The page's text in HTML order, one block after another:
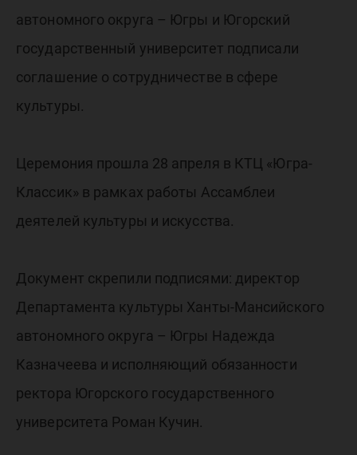
автономного округа – Югры и Югорский
государственный университет подписали
соглашение о сотрудничестве в сфере
культуры.
Церемония прошла 28 апреля в КТЦ «Югра-
Классик» в рамках работы Ассамблеи
деятелей культуры и искусства.
Документ скрепили подписями: директор
Департамента культуры Ханты-Мансийского
автономного округа – Югры Надежда
Казначеева и исполняющий обязанности
ректора Югорского государственного
университета Роман Кучин.